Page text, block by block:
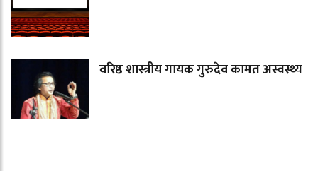
वरिष्ठ शास्त्रीय गायक गुरुदेव कामत अस्वस्थ्य